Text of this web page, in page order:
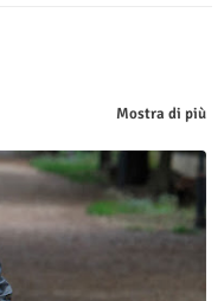
Mostra di più